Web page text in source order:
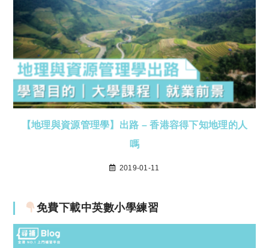
【地理與資源管理學】出路 – 香港容得下知地理的人
嗎
2019-01-11
免費下載中英數小學練習